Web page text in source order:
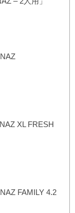
XL FRESH
FAMILY 4.2